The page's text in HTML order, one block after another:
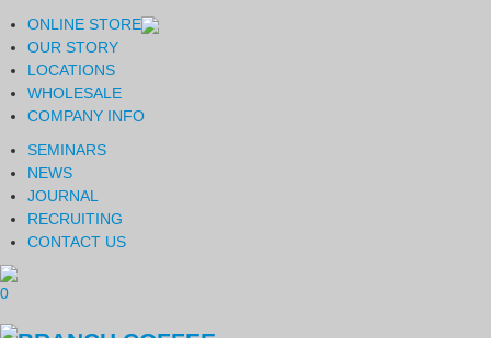
ONLINE STORE
OUR STORY
LOCATIONS
WHOLESALE
COMPANY INFO
SEMINARS
NEWS
JOURNAL
RECRUITING
CONTACT US
0